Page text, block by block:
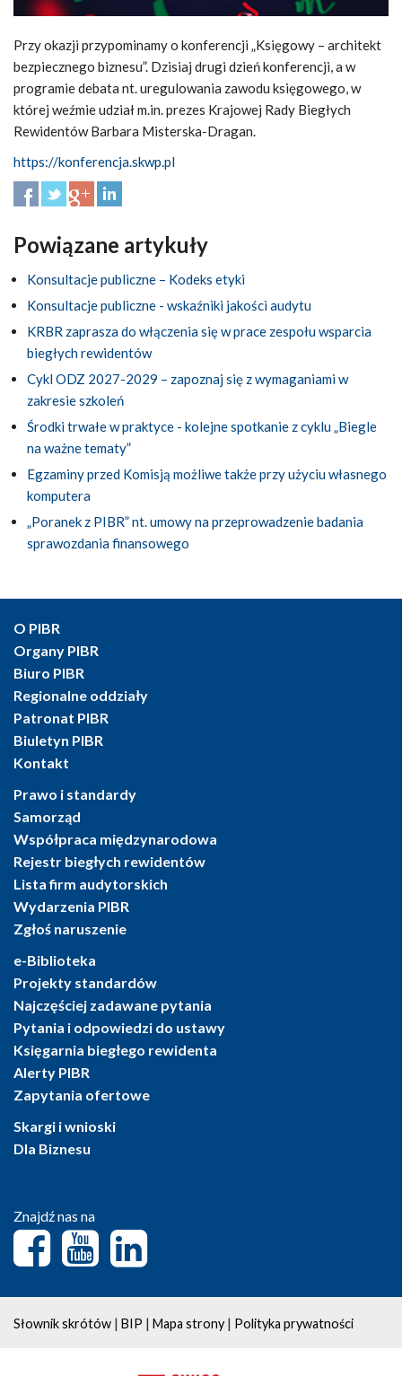
Przy okazji przypominamy o konferencji „Księgowy – architekt
bezpiecznego biznesu”. Dzisiaj drugi dzień konferencji, a w
programie debata nt. uregulowania zawodu księgowego, w
której weźmie udział m.in. prezes Krajowej Rady Biegłych
Rewidentów Barbara Misterska-Dragan.
https://konferencja.skwp.pl
Powiązane artykuły
Konsultacje publiczne – Kodeks etyki
Konsultacje publiczne - wskaźniki jakości audytu
KRBR zaprasza do włączenia się w prace zespołu wsparcia
biegłych rewidentów
Cykl ODZ 2027-2029 – zapoznaj się z wymaganiami w
zakresie szkoleń
Środki trwałe w praktyce - kolejne spotkanie z cyklu „Biegle
na ważne tematy”
Egzaminy przed Komisją możliwe także przy użyciu własnego
komputera
„Poranek z PIBR” nt. umowy na przeprowadzenie badania
sprawozdania finansowego
O PIBR
Organy PIBR
Biuro PIBR
Regionalne oddziały
Patronat PIBR
Biuletyn PIBR
Kontakt
Prawo i standardy
Samorząd
Współpraca międzynarodowa
Rejestr biegłych rewidentów
Lista firm audytorskich
Wydarzenia PIBR
Zgłoś naruszenie
e-Biblioteka
Projekty standardów
Najczęściej zadawane pytania
Pytania i odpowiedzi do ustawy
Księgarnia biegłego rewidenta
Alerty PIBR
Zapytania ofertowe
Skargi i wnioski
Dla Biznesu
Znajdź nas na
Słownik skrótów | BIP | Mapa strony | Polityka prywatności